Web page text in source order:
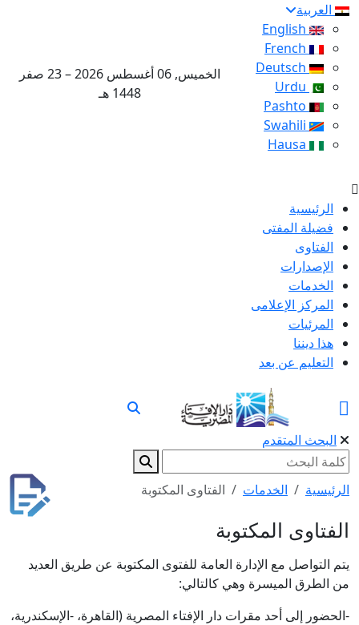
العربية
الخميس, 06 أغسطس 2026 – 23 صفر
1448 هـ
الرئيسية
فضيلة المفتى
الفتاوى
الإصدارات
الخدمات
المركز الإعلامى
المرئيات
هذا ديننا
التعليم عن بعد
البحث المتقدم
الرئيسية الخدمات الفتاوى المكتوبة
الفتاوى المكتوبة
يتم التواصل مع الإدارة العامة للفتوى المكتوبة عن طريق العديد
من الطرق الميسرة وهي كالتالي:
-الحضور إلى أحد مقرات دار الإفتاء المصرية (القاهرة، -الإسكندرية،